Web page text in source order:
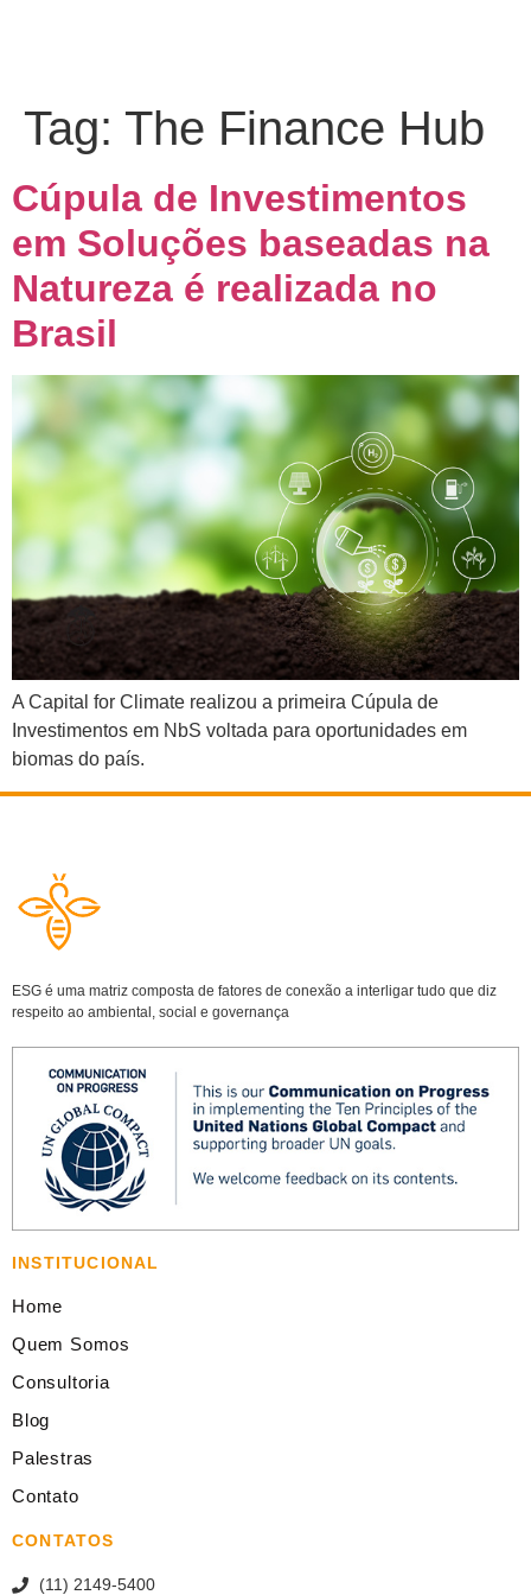
Tag: The Finance Hub
Cúpula de Investimentos
em Soluções baseadas na
Natureza é realizada no
Brasil
A Capital for Climate realizou a primeira Cúpula de
Investimentos em NbS voltada para oportunidades em
biomas do país.
ESG é uma matriz composta de fatores de conexão a interligar tudo que diz
respeito ao ambiental, social e governança
INSTITUCIONAL
Home
Quem Somos
Consultoria
Blog
Palestras
Contato
CONTATOS
(11) 2149-5400